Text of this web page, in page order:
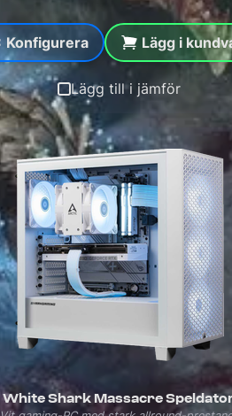
Konfigurera Lägg i
Lägg till i jämför
White Shark Massacre